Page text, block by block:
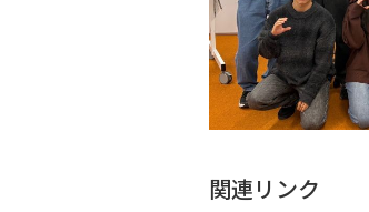
関連リンク